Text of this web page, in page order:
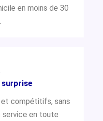
en moins de 30
compétitifs, sans
service en toute